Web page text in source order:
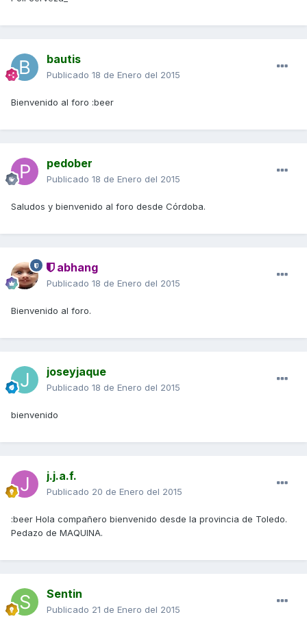
bautis
Publicado 18 de Enero del 2015
Bienvenido al foro :beer
pedober
Publicado 18 de Enero del 2015
Saludos y bienvenido al foro desde Córdoba.
abhang
Publicado 18 de Enero del 2015
Bienvenido al foro.
joseyjaque
Publicado 18 de Enero del 2015
bienvenido
j.j.a.f.
Publicado 20 de Enero del 2015
:beer Hola compañero bienvenido desde la provincia de Toledo.
Pedazo de MAQUINA.
Sentin
Publicado 21 de Enero del 2015